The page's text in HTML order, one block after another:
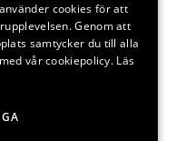
cookies för att
Genom att
samtycker du till alla
vår cookiepolicy. Läs